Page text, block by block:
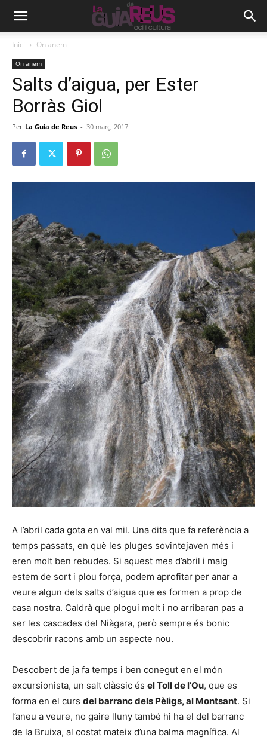
Inici On anem
On anem
Salts d’aigua, per Ester
Borràs Giol
Per La Guia de Reus - 30 març, 2017
A l’abril cada gota en val mil. Una dita que fa referència a
temps passats, en què les pluges sovintejaven més i
eren molt ben rebudes. Si aquest mes d’abril i maig
estem de sort i plou força, podem aprofitar per anar a
veure algun dels salts d’aigua que es formen a prop de
casa nostra. Caldrà que plogui molt i no arribaran pas a
ser les cascades del Niàgara, però sempre és bonic
descobrir racons amb un aspecte nou.
Descobert de ja fa temps i ben conegut en el món
excursionista, un salt clàssic és el Toll de l’Ou, que es
forma en el curs del barranc dels Pèligs, al Montsant. Si
l’aneu a veure, no gaire lluny també hi ha el del barranc
de la Bruixa, al costat mateix d’una balma magnífica. Al